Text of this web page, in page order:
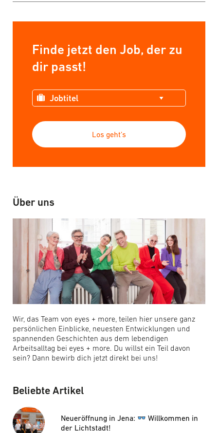
Finde jetzt den Job, der zu
dir passt!
Los geht’s
Über uns
Wir, das Team von eyes + more, teilen hier unsere ganz
persönlichen Einblicke, neuesten Entwicklungen und
spannenden Geschichten aus dem lebendigen
Arbeitsalltag bei eyes + more. Du willst ein Teil davon
sein? Dann bewirb dich jetzt direkt bei uns!
Beliebte Artikel
Neueröffnung in Jena:
Willkommen in
der Lichtstadt!